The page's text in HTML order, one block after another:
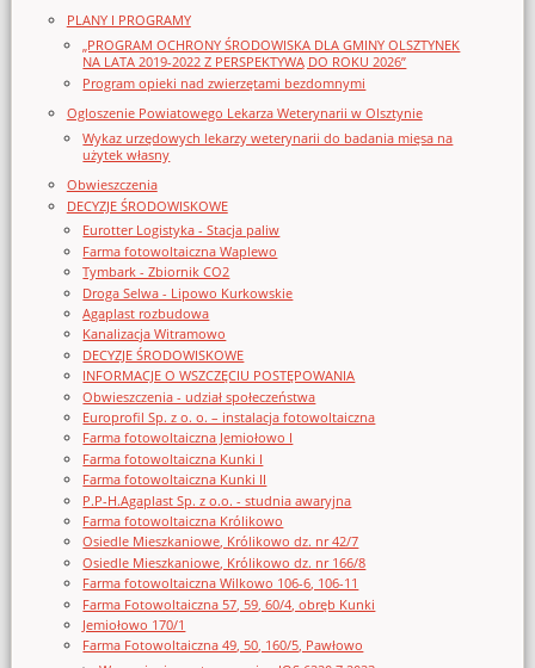
PLANY I PROGRAMY
„PROGRAM OCHRONY ŚRODOWISKA DLA GMINY OLSZTYNEK
NA LATA 2019-2022 Z PERSPEKTYWĄ DO ROKU 2026”
Program opieki nad zwierzętami bezdomnymi
Ogloszenie Powiatowego Lekarza Weterynarii w Olsztynie
Wykaz urzędowych lekarzy weterynarii do badania mięsa na
użytek własny
Obwieszczenia
DECYZJE ŚRODOWISKOWE
Eurotter Logistyka - Stacja paliw
Farma fotowoltaiczna Waplewo
Tymbark - Zbiornik CO2
Droga Selwa - Lipowo Kurkowskie
Agaplast rozbudowa
Kanalizacja Witramowo
DECYZJE ŚRODOWISKOWE
INFORMACJE O WSZCZĘCIU POSTĘPOWANIA
Obwieszczenia - udział społeczeństwa
Europrofil Sp. z o. o. – instalacja fotowoltaiczna
Farma fotowoltaiczna Jemiołowo I
Farma fotowoltaiczna Kunki I
Farma fotowoltaiczna Kunki II
P.P-H.Agaplast Sp. z o.o. - studnia awaryjna
Farma fotowoltaiczna Królikowo
Osiedle Mieszkaniowe, Królikowo dz. nr 42/7
Osiedle Mieszkaniowe, Królikowo dz. nr 166/8
Farma fotowoltaiczna Wilkowo 106-6, 106-11
Farma Fotowoltaiczna 57, 59, 60/4, obręb Kunki
Jemiołowo 170/1
Farma Fotowoltaiczna 49, 50, 160/5, Pawłowo